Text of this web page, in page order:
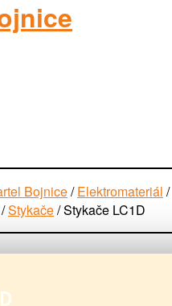
Bojnice/Elektromateriál /
/Stykače/Stykače LC1D